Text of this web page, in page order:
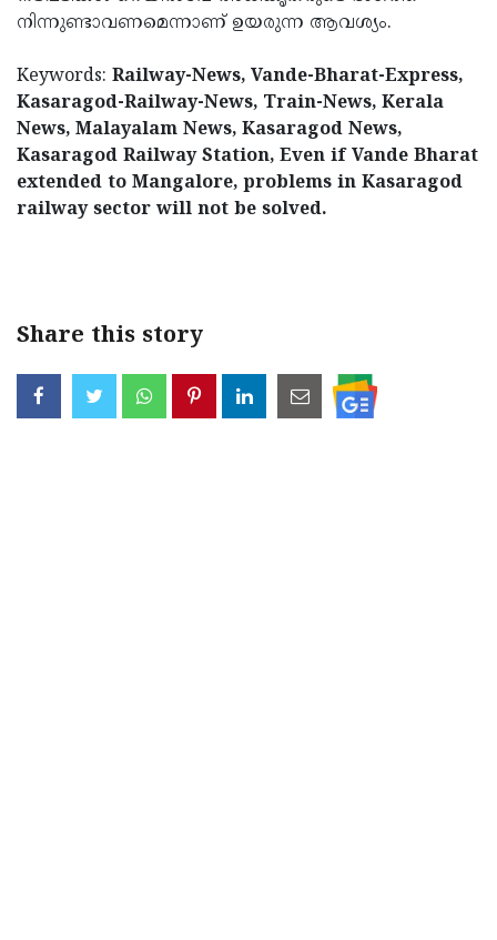
നിന്നുണ്ടാവണമെന്നാണ് ഉയരുന്ന ആവശ്യം.
Keywords: Railway-News, Vande-Bharat-Express,
Kasaragod-Railway-News, Train-News, Kerala
News, Malayalam News, Kasaragod News,
Kasaragod Railway Station, Even if Vande Bharat
extended to Mangalore, problems in Kasaragod
railway sector will not be solved.
Share this story